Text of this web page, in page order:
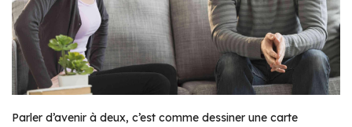
Parler d’avenir à deux, c’est comme dessiner une carte